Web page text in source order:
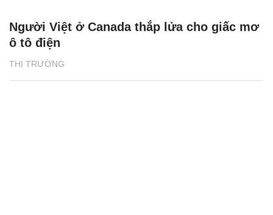
THỊ TRƯỜNG
Người Việt ở Canada thắp lửa cho giấc mơ
ô tô điện